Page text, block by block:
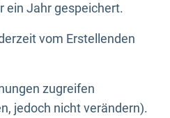
ein Jahr gespeichert.
vom Erstellenden
zugreifen
jedoch nicht verändern).